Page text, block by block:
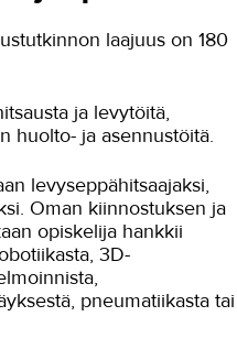
laajuus on 180
ja levytöitä,
huolto- ja asennustöitä.
levyseppähitsaajaksi,
Oman kiinnostuksen ja
opiskelija hankkii
3D-
pneumatiikasta tai